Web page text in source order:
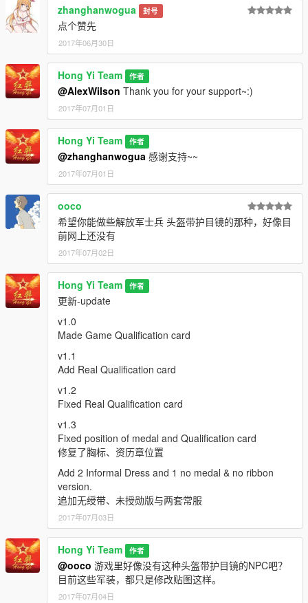
zhanghanwogua 封号
点个赞先
2017年06月30日
Hong Yi Team 作者
@AlexWilson Thank you for your support~:)
2017年07月01日
Hong Yi Team 作者
@zhanghanwogua 感谢支持~~
2017年07月01日
ooco
希望你能做些解放军士兵 头盔带护目镜的那种，好像目
前网上还没有
2017年07月02日
Hong Yi Team 作者
更新-update
v1.0
Made Game Qualification card
v1.1
Add Real Qualification card
v1.2
Fixed Real Qualification card
v1.3
Fixed position of medal and Qualification card
修复了胸标、资历章位置
Add 2 Informal Dress and 1 no medal & no ribbon
version.
追加无绶带、未授勋版与两套常服
2017年07月03日
Hong Yi Team 作者
@ooco 游戏里好像没有这种头盔带护目镜的NPC吧？
目前这些军装，都只是修改贴图这样。
2017年07月04日